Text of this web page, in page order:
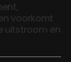
voorkomt
uitstroom en